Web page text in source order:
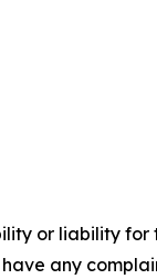
or liability
any